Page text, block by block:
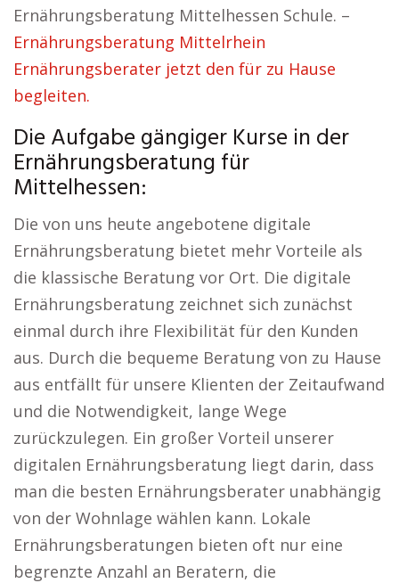
Ernährungsberatung Mittelhessen Schule. –
Ernährungsberatung Mittelrhein
Ernährungsberater jetzt den für zu Hause
begleiten.
Die Aufgabe gängiger Kurse in der
Ernährungsberatung für
Mittelhessen:
Die von uns heute angebotene digitale
Ernährungsberatung bietet mehr Vorteile als
die klassische Beratung vor Ort. Die digitale
Ernährungsberatung zeichnet sich zunächst
einmal durch ihre Flexibilität für den Kunden
aus. Durch die bequeme Beratung von zu Hause
aus entfällt für unsere Klienten der Zeitaufwand
und die Notwendigkeit, lange Wege
zurückzulegen. Ein großer Vorteil unserer
digitalen Ernährungsberatung liegt darin, dass
man die besten Ernährungsberater unabhängig
von der Wohnlage wählen kann. Lokale
Ernährungsberatungen bieten oft nur eine
begrenzte Anzahl an Beratern, die